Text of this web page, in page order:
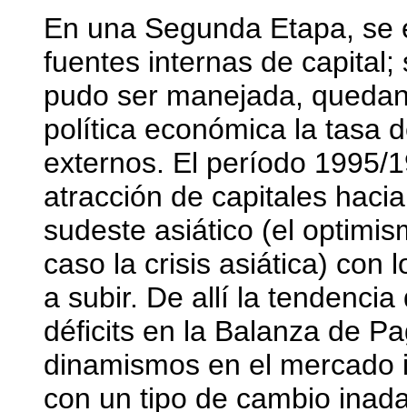
En una Segunda Etapa,
fuentes internas de
pudo ser manejada,
política económica la tasa
externos. El período 1995/
atracción de capitales
sudeste asiático (el
caso la crisis asiática) con
a subir. De allí la
déficits en la Balanza de
dinamismos en el
con un tipo de cambio